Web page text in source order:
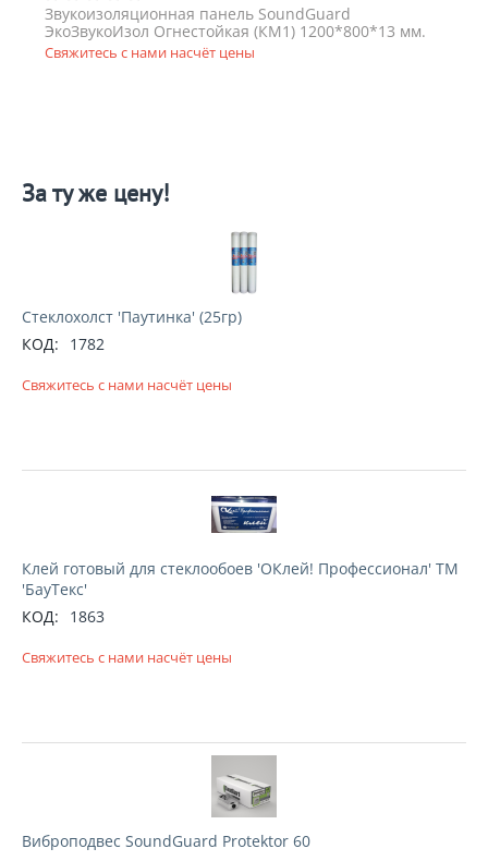
Звукоизоляционная панель SoundGuard
ЭкоЗвукоИзол Огнестойкая (КМ1) 1200*800*13 мм.
Свяжитесь с нами насчёт цены
За ту же цену!
Стеклохолст 'Паутинка' (25гр)
КОД:
1782
Свяжитесь с нами насчёт цены
Клей готовый для стеклообоев 'ОКлей! Профессионал' ТМ
'БауТекс'
КОД:
1863
Свяжитесь с нами насчёт цены
Виброподвес SoundGuard Protektor 60